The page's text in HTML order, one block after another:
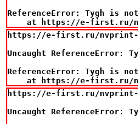
ReferenceError: Tygh is
at https://e-
https://e-first.ru/nvprint-
Uncaught ReferenceError:
ReferenceError: Tygh is
at https://e-
https://e-first.ru/nvprint-
Uncaught ReferenceError: